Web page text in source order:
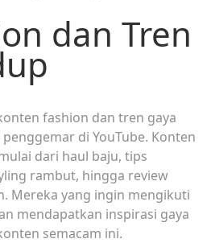
dan Tren
fashion dan tren gaya
di YouTube. Konten
dari haul baju, tips
rambut, hingga review
Mereka yang ingin mengikuti
mendapatkan inspirasi gaya
semacam ini.